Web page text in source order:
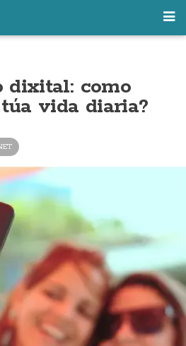
dixital: como
vida diaria?